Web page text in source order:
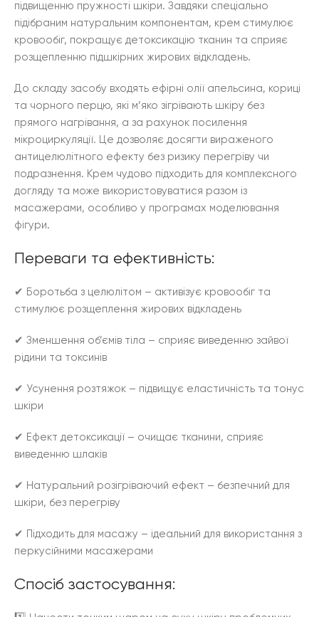
підвищенню пружності шкіри. Завдяки спеціально
підібраним натуральним компонентам, крем стимулює
кровообіг, покращує детоксикацію тканин та сприяє
розщепленню підшкірних жирових відкладень.
До складу засобу входять ефірні олії апельсина, кориці
та чорного перцю, які м’яко зігрівають шкіру без
прямого нагрівання, а за рахунок посилення
мікроциркуляції. Це дозволяє досягти вираженого
антицелюлітного ефекту без ризику перегріву чи
подразнення. Крем чудово підходить для комплексного
догляду та може використовуватися разом із
масажерами, особливо у програмах моделювання
фігури.
Переваги та ефективність:
✔ Боротьба з целюлітом – активізує кровообіг та
стимулює розщеплення жирових відкладень
✔ Зменшення об’ємів тіла – сприяє виведенню зайвої
рідини та токсинів
✔ Усунення розтяжок – підвищує еластичність та тонус
шкіри
✔ Ефект детоксикації – очищає тканини, сприяє
виведенню шлаків
✔ Натуральний розігріваючий ефект – безпечний для
шкіри, без перегріву
✔ Підходить для масажу – ідеальний для використання з
перкусійними масажерами
Спосіб застосування: